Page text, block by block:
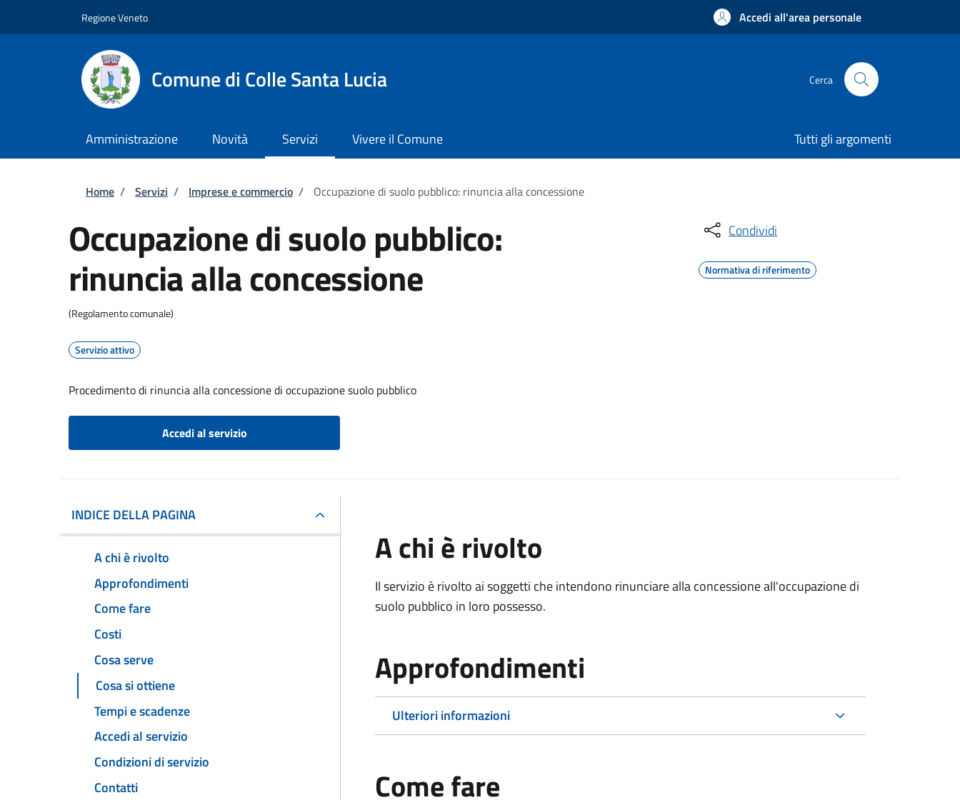
Regione Veneto Accedi all'area personale
Comune di Colle Santa Lucia Cerca
Amministrazione Novità Servizi Vivere il Comune Tutti gli argomenti
Briciole di pane
Home / Servizi / Imprese e commercio / Occupazione di suolo pubblico: rinuncia alla concessione
Occupazione di suolo pubblico:
rinuncia alla concessione
(Regolamento comunale)
Servizio attivo
Procedimento di rinuncia alla concessione di occupazione suolo pubblico
Accedi al servizio
Condividi
Normativa di riferimento
INDICE DELLA PAGINA
A chi è rivolto
Approfondimenti
Come fare
Costi
Cosa serve
Cosa si ottiene
Tempi e scadenze
Accedi al servizio
Condizioni di servizio
Contatti
A chi è rivolto
Il servizio è rivolto ai soggetti che intendono rinunciare alla concessione all'occupazione di
suolo pubblico in loro possesso.
Approfondimenti
Ulteriori informazioni
Come fare